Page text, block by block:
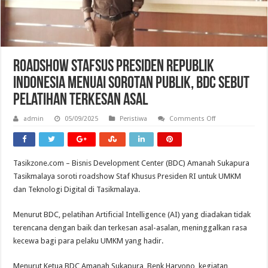
Roadshow Stafsus Presiden Republik
indonesia Menuai Sorotan Publik, BDC Sebut
Pelatihan Terkesan Asal
admin 05/09/2025 Peristiwa Comments Offon
Menuai
Sorotan
Publik,
Terkesan
Asal
Tasikzone.com – Bisnis Development Center (BDC) Amanah Sukapura
Tasikmalaya soroti roadshow Staf Khusus Presiden RI untuk UMKM
dan Teknologi Digital di Tasikmalaya.
Menurut BDC, pelatihan Artificial Intelligence (AI) yang diadakan tidak
terencana dengan baik dan terkesan asal-asalan, meninggalkan rasa
kecewa bagi para pelaku UMKM yang hadir.
Menurut Ketua BDC Amanah Sukapura, Benk Haryono, kegiatan